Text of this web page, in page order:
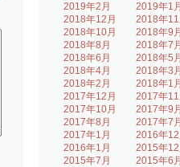
2019年2月
2019年1月
2018年12月
2018年11
2018年10月
2018年9月
2018年8月
2018年7月
2018年6月
2018年5月
2018年4月
2018年3月
2018年2月
2018年1月
2017年12月
2017年11
2017年10月
2017年9月
2017年8月
2017年7月
2017年1月
2016年12
2016年1月
2015年12
2015年7月
2015年6月